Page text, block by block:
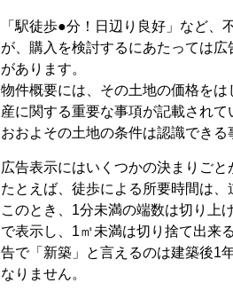
「駅徒歩●分！日辺り良好」など
が、購入を検討するにあたっては
があります。
物件概要には、その土地の価格を
産に関する重要な事項が記載され
おおよその土地の条件は認識できる
広告表示にはいくつかの決まりごと
たとえば、徒歩による所要時間は
このとき、1分未満の端数は切り上
で表示し、1㎡未満は切り捨て出来
告で「新築」と言えるのは建築後1
なりません。